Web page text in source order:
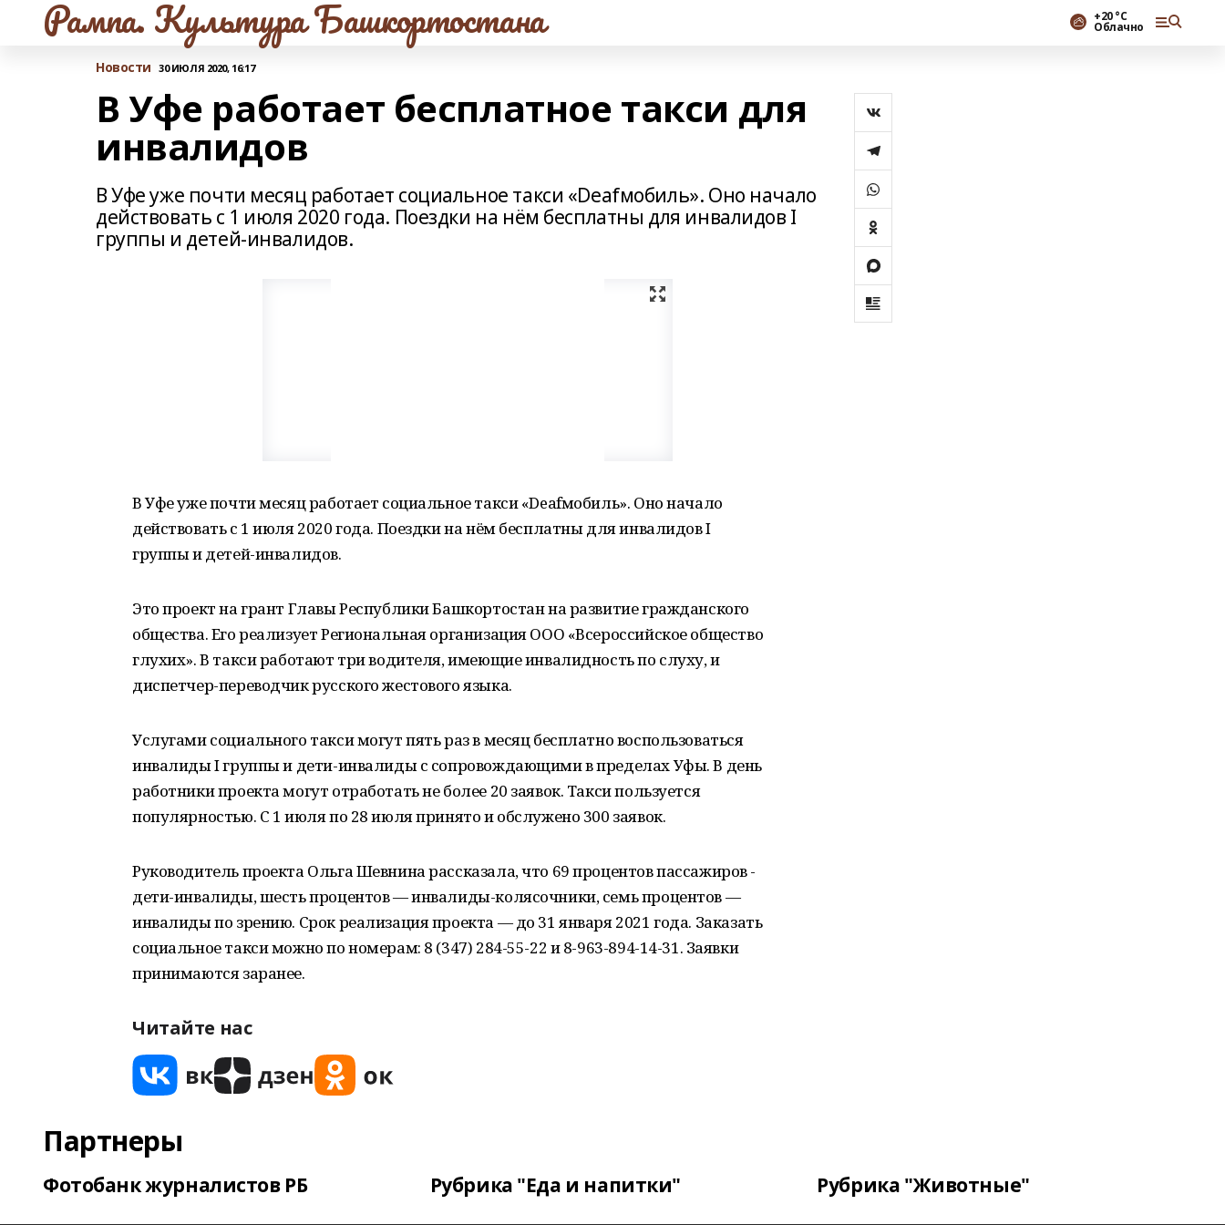
Рампа. Культура Башкортостана +20 °С
Облачно
Новости 30 ИЮЛЯ 2020, 16:17
В Уфе работает бесплатное такси для
инвалидов
В Уфе уже почти месяц работает социальное такси «Deafмобиль». Оно начало
действовать с 1 июля 2020 года. Поездки на нём бесплатны для инвалидов I
группы и детей-инвалидов.
В Уфе уже почти месяц работает социальное такси «Deafмобиль». Оно начало
действовать с 1 июля 2020 года. Поездки на нём бесплатны для инвалидов I
группы и детей-инвалидов.
Это проект на грант Главы Республики Башкортостан на развитие гражданского
общества. Его реализует Региональная организация ООО «Всероссийское общество
глухих». В такси работают три водителя, имеющие инвалидность по слуху, и
диспетчер-переводчик русского жестового языка.
Услугами социального такси могут пять раз в месяц бесплатно воспользоваться
инвалиды I группы и дети-инвалиды с сопровождающими в пределах Уфы. В день
работники проекта могут отработать не более 20 заявок. Такси пользуется
популярностью. С 1 июля по 28 июля принято и обслужено 300 заявок.
Руководитель проекта Ольга Шевнина рассказала, что 69 процентов пассажиров -
дети-инвалиды, шесть процентов — инвалиды-колясочники, семь процентов —
инвалиды по зрению. Срок реализация проекта — до 31 января 2021 года. Заказать
социальное такси можно по номерам: 8 (347) 284-55-22 и 8-963-894-14-31. Заявки
принимаются заранее.
Читайте нас
Партнеры
Фотобанк журналистов РБ Рубрика "Еда и напитки" Рубрика "Животные"